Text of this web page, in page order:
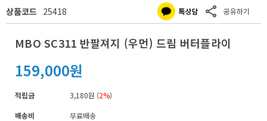
상품코드 25418
MBO SC311 반팔져지 (우먼) 드림 버터플라이
159,000원
적립금 3,180원 (2%)
배송비
무료배송